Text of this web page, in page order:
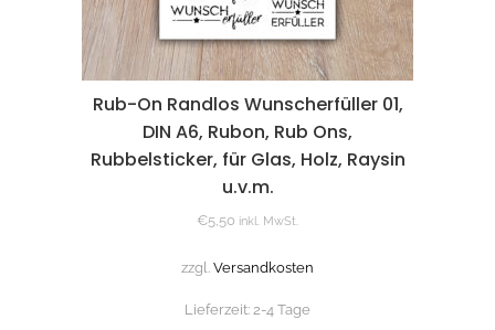
Rub-On Randlos Wunscherfüller 01,
DIN A6, Rubon, Rub Ons,
Rubbelsticker, für Glas, Holz, Raysin
u.v.m.
€5,50 inkl. MwSt.
zzgl. Versandkosten
Lieferzeit: 2-4 Tage